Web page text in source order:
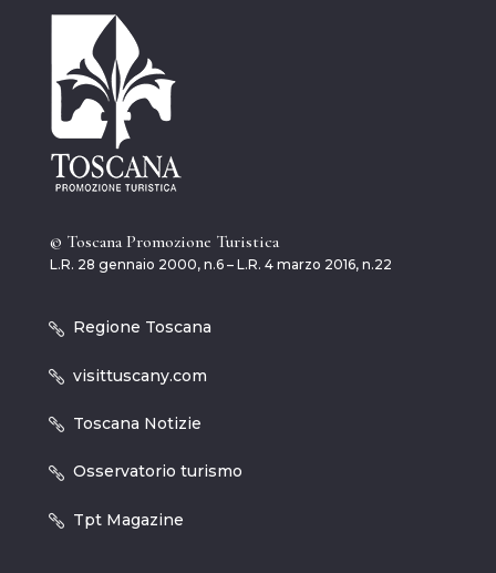
© Toscana Promozione Turistica
L.R. 28 gennaio 2000, n.6 – L.R. 4 marzo 2016, n.22
Regione Toscana
visittuscany.com
Toscana Notizie
Osservatorio turismo
Tpt Magazine